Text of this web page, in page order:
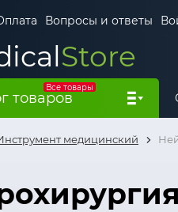
Вопросы и ответы
Store
Все товары
товаров
медицинский